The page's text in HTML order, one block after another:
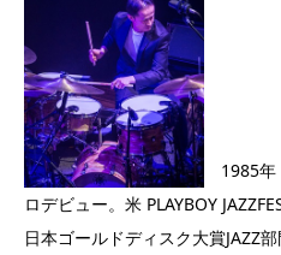
1985年
ロデビュー。米 PLAYBOY
日本ゴールドディスク大賞JAZZ